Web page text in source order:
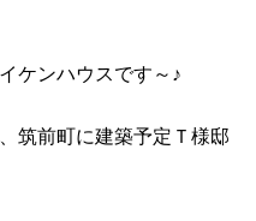
ケンハウスです～♪
筑前町に建築予定Ｔ様邸